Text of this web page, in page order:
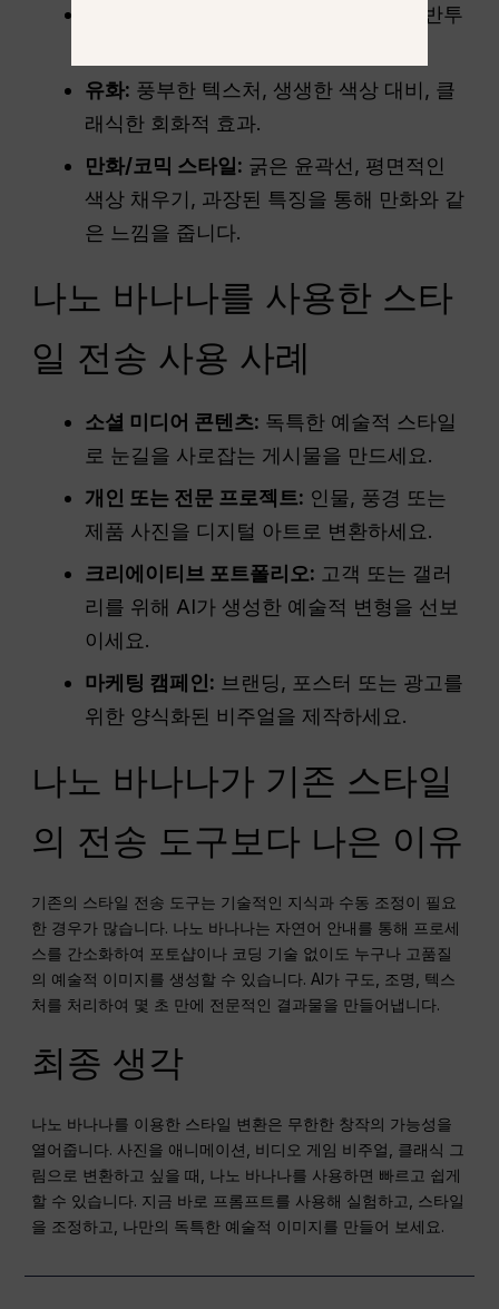
섬세한 브러시 스트로크, 반투
유화: 풍부한 텍스처, 생생한 색상 대비, 클
래식한 회화적 효과.
만화/코믹 스타일: 굵은 윤곽선, 평면적인
색상 채우기, 과장된 특징을 통해 만화와 같
은 느낌을 줍니다.
나노 바나나를 사용한 스타
일 전송 사용 사례
소셜 미디어 콘텐츠: 독특한 예술적 스타일
로 눈길을 사로잡는 게시물을 만드세요.
개인 또는 전문 프로젝트: 인물, 풍경 또는
제품 사진을 디지털 아트로 변환하세요.
크리에이티브 포트폴리오: 고객 또는 갤러
리를 위해 AI가 생성한 예술적 변형을 선보
이세요.
마케팅 캠페인: 브랜딩, 포스터 또는 광고를
위한 양식화된 비주얼을 제작하세요.
나노 바나나가 기존 스타일
의 전송 도구보다 나은 이유
기존의 스타일 전송 도구는 기술적인 지식과 수동 조정이 필요
한 경우가 많습니다. 나노 바나나는 자연어 안내를 통해 프로세
스를 간소화하여 포토샵이나 코딩 기술 없이도 누구나 고품질
의 예술적 이미지를 생성할 수 있습니다. AI가 구도, 조명, 텍스
처를 처리하여 몇 초 만에 전문적인 결과물을 만들어냅니다.
최종 생각
나노 바나나를 이용한 스타일 변환은 무한한 창작의 가능성을
열어줍니다. 사진을 애니메이션, 비디오 게임 비주얼, 클래식 그
림으로 변환하고 싶을 때, 나노 바나나를 사용하면 빠르고 쉽게
할 수 있습니다. 지금 바로 프롬프트를 사용해 실험하고, 스타일
을 조정하고, 나만의 독특한 예술적 이미지를 만들어 보세요.